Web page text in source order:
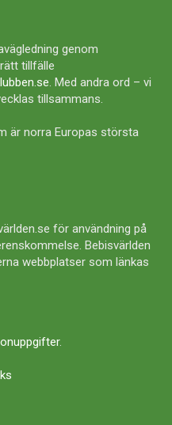
genom
tillfälle
. Med andra ord – vi
tillsammans.
är norra Europas största
för användning på
Bebisvärlden
webbplatser som länkas
.